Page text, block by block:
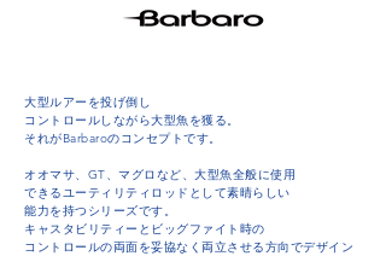
大型ルアーを投げ倒し
コントロールしながら大型魚を獲る。
それがBarbaroのコンセプトです。
オオマサ、GT、マグロなど、大型魚全般に使用
できるユーティリティロッドとして素晴らしい
能力を持つシリーズです。
キャスタビリティーとビッグファイト時の
コントロールの両面を妥協なく両立させる方向でデザイン